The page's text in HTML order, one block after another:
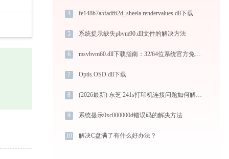
4 fe148b7a5fadf62d_sheela.rendervalues.dll下载
5 系统提示缺失pbvm90.dll文件的解决方法
6 msvbvm60.dll下载指南：32/64位系统官方免费下载与安装教程
7 Optis.OSD.dll下载
8 (2026最新) 东芝 241s打印机连接问题如何解决？-金山毒霸
9 系统提示0xc000000d错误码的解决方法
10 解决C盘满了有什么好办法？